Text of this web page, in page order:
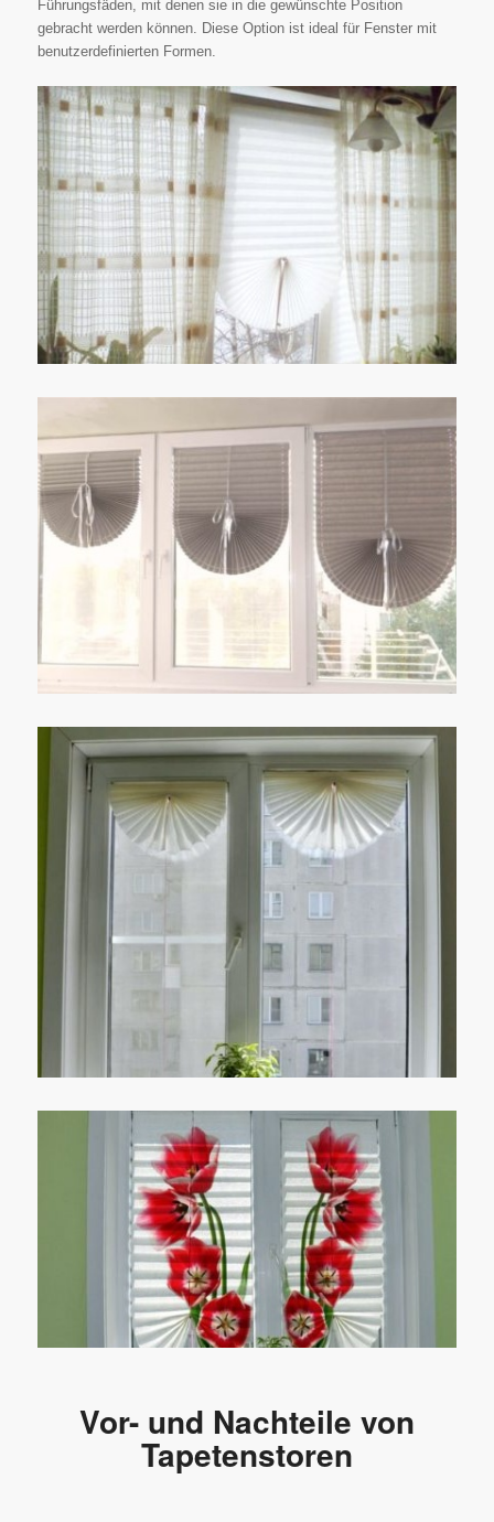
Führungsfäden, mit denen sie in die gewünschte Position
gebracht werden können. Diese Option ist ideal für Fenster mit
benutzerdefinierten Formen.
Vor- und Nachteile von
Tapetenstoren